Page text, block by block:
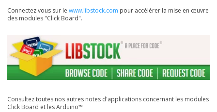
Connectez vous sur le www.libstock.com pour accélérer la mise en œuvre
des modules "Click Board".
Consultez toutes nos autres notes d'applications concernant les modules
Click Board et les Arduino™